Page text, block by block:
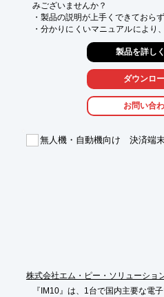
みございませんか？
・製品の説明が上手くできておら
・分かりにくいマニュアルにより
を間違って組んでしまい、
プログラムが動作しなかったり
・製品リリースに間に合わずその
・そもそも開発者への負担が大き
パワーキッズでは、電気、機械、
らの問い合わせが少ないマニュア
製品を詳し
ダウンロ
お問い合
無人機・自動機向け 決済端末
株式会社エム・ピー・ソリューショ
『IM10』は、1台で国内主要な電